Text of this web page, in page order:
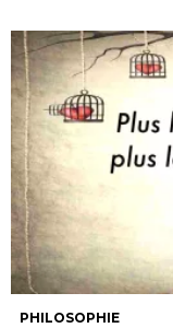
PHILOSOPHIE